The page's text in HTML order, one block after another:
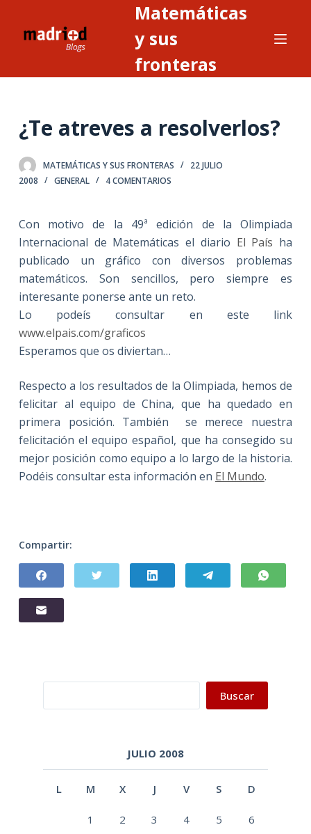
o
n
d
o
Matemáticas
y sus
fronteras
¿Te atreves a resolverlos?
MATEMÁTICAS Y SUS FRONTERAS
22 JULIO
2008
GENERAL 4 COMENTARIOS
Con motivo de la 49ª edición de la Olimpiada
Internacional de Matemáticas el diario El País ha
publicado un gráfico con diversos problemas
matemáticos. Son sencillos, pero siempre es
interesante ponerse ante un reto.
Lo podeís consultar en este link
www.elpais.com/graficos
Esperamos que os diviertan…
Respecto a los resultados de la Olimpiada, hemos de
felicitar al equipo de China, que ha quedado en
primera posición. También se merece nuestra
felicitación el equipo español, que ha consegido su
mejor posición como equipo a lo largo de la historia.
Podéis consultar esta información en El Mundo.
Compartir:
Buscar
JULIO 2008
L M X J V S D
1 2 3 4 5 6